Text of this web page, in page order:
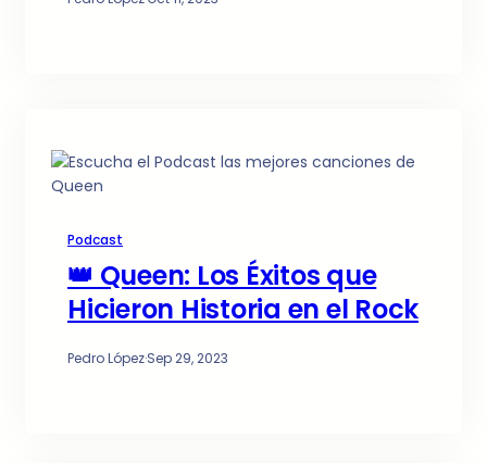
Podcast
👑 Queen: Los Éxitos que
Hicieron Historia en el Rock
Pedro López·Sep 29, 2023